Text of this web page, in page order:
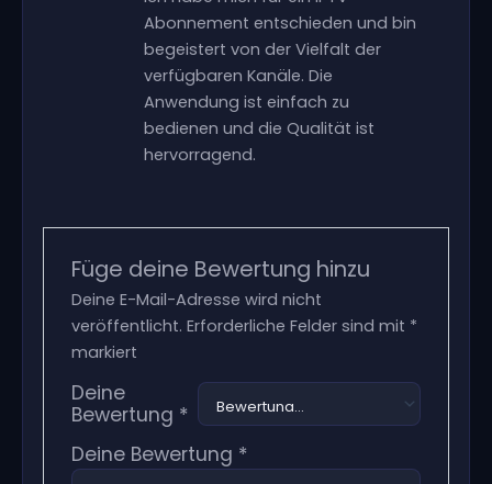
5
Abonnement entschieden und bin
begeistert von der Vielfalt der
verfügbaren Kanäle. Die
Anwendung ist einfach zu
bedienen und die Qualität ist
hervorragend.
Füge deine Bewertung hinzu
Deine E-Mail-Adresse wird nicht
veröffentlicht. Erforderliche Felder sind mit *
markiert
Deine
Bewertung *
Deine Bewertung *